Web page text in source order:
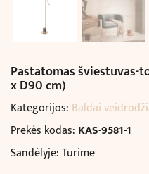
Pastatomas šviestuvas-
x D90 cm)
Kategorijos: Baldai
Prekės kodas: KAS-9581-1
Sandėlyje: Turime